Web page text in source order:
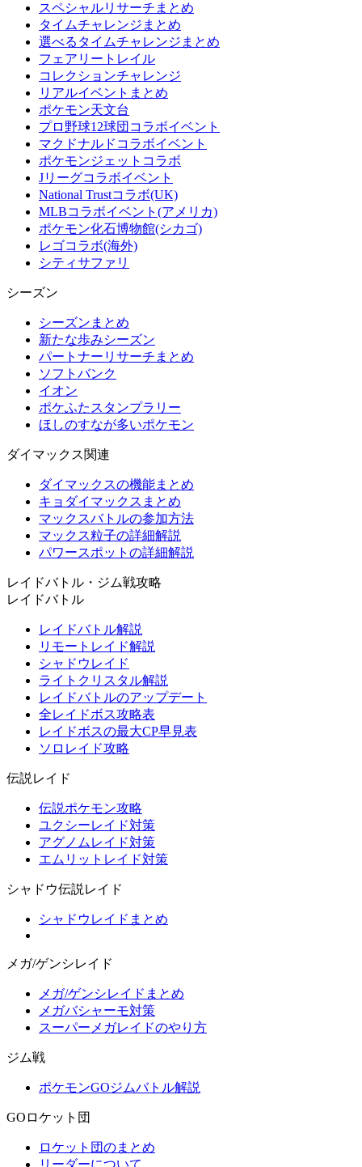
スペシャルリサーチまとめ
タイムチャレンジまとめ
選べるタイムチャレンジまとめ
フェアリートレイル
コレクションチャレンジ
リアルイベントまとめ
ポケモン天文台
プロ野球12球団コラボイベント
マクドナルドコラボイベント
ポケモンジェットコラボ
Jリーグコラボイベント
National Trustコラボ(UK)
MLBコラボイベント(アメリカ)
ポケモン化石博物館(シカゴ)
レゴコラボ(海外)
シティサファリ
シーズン
シーズンまとめ
新たな歩みシーズン
パートナーリサーチまとめ
ソフトバンク
イオン
ポケふたスタンプラリー
ほしのすなが多いポケモン
ダイマックス関連
ダイマックスの機能まとめ
キョダイマックスまとめ
マックスバトルの参加方法
マックス粒子の詳細解説
パワースポットの詳細解説
レイドバトル・ジム戦攻略
レイドバトル
レイドバトル解説
リモートレイド解説
シャドウレイド
ライトクリスタル解説
レイドバトルのアップデート
全レイドボス攻略表
レイドボスの最大CP早見表
ソロレイド攻略
伝説レイド
伝説ポケモン攻略
ユクシーレイド対策
アグノムレイド対策
エムリットレイド対策
シャドウ伝説レイド
シャドウレイドまとめ
メガ/ゲンシレイド
メガ/ゲンシレイドまとめ
メガバシャーモ対策
スーパーメガレイドのやり方
ジム戦
ポケモンGOジムバトル解説
GOロケット団
ロケット団のまとめ
リーダーについて